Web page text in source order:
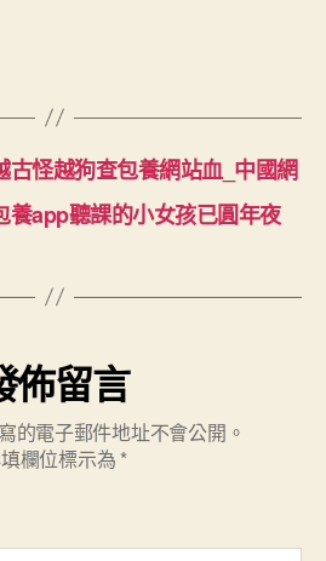
古怪越狗查包養網站血_中國網
養app聽課的小女孩已圓年夜
佈留言
的電子郵件地址不會公開。
欄位標示為 *